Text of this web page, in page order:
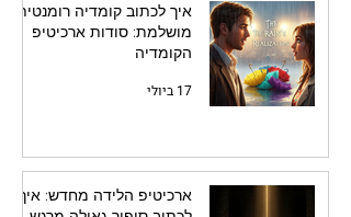
איך לכתוב קומדיה רומנטית
מושלמת: סודות ארכיטיפ
הקומדיה
17 ביולי
ארכיטיפ הלידה מחדש: איך